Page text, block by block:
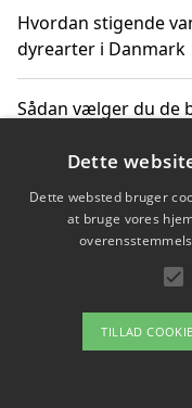
Hvordan stigende
dyrearter i Danmark
Sådan vælger du de
Om /
Dette
Dette websted bruger
at bruge vores
TILLAD